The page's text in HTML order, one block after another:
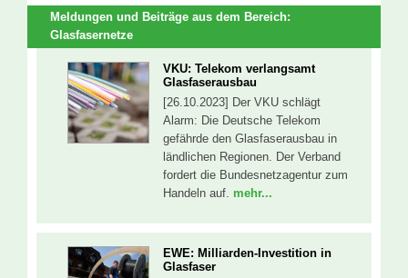
Meldungen und Beiträge aus dem Bereich:
Glasfasernetze
VKU: Telekom verlangsamt
Glasfaserausbau
[26.10.2023] Der VKU schlägt
Alarm: Die Deutsche Telekom
gefährde den Glasfaserausbau in
ländlichen Regionen. Der Verband
fordert die Bundesnetzagentur zum
Handeln auf. mehr...
EWE: Milliarden-Investition in
Glasfaser